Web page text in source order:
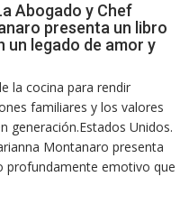
Abogado y Chef
presenta un libro
un legado de amor y
la cocina para rendir
familiares y los valores
generación.Estados Unidos.
Montanaro presenta
profundamente emotivo que